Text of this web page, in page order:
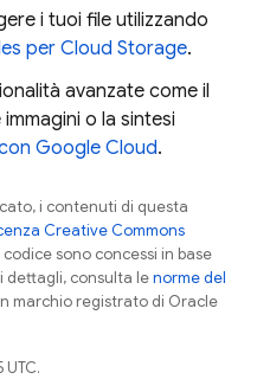
i tuoi file utilizzando
per Cloud Storage.
avanzate come il
o la sintesi
Google Cloud.
i contenuti di questa
Creative Commons
sono concessi in base
dettagli, consulta lenorme del
marchio registrato di Oracle